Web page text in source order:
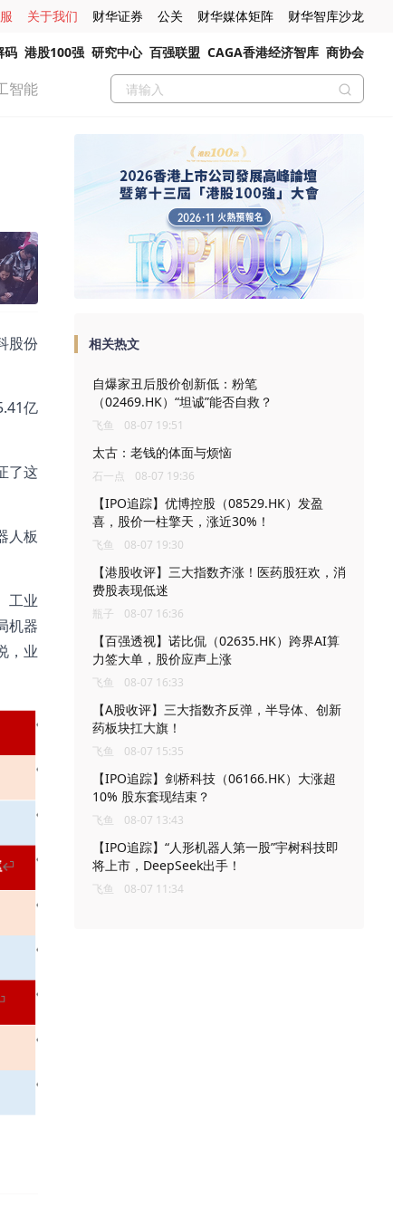
关于我们 财华证券 公关 财华媒体矩阵 财华智库沙龙
码 港股100强 研究中心 百强联盟 CAGA香港经济智库 商协会
智能
股份
亿
了这
人板
工业
机器
，业
相关热文
自爆家丑后股价创新低：粉笔
（02469.HK）“坦诚”能否自救？
飞鱼 08-07 19:51
太古：老钱的体面与烦恼
石一点 08-07 19:36
【IPO追踪】优博控股（08529.HK）发盈
喜，股价一柱擎天，涨近30%！
飞鱼 08-07 19:30
【港股收评】三大指数齐涨！医药股狂欢，消
费股表现低迷
瓶子 08-07 16:36
【百强透视】诺比侃（02635.HK）跨界AI算
力签大单，股价应声上涨
飞鱼 08-07 16:33
【A股收评】三大指数齐反弹，半导体、创新
药板块扛大旗！
飞鱼 08-07 15:35
【IPO追踪】剑桥科技（06166.HK）大涨超
10% 股东套现结束？
飞鱼 08-07 13:43
【IPO追踪】“人形机器人第一股”宇树科技即
将上市，DeepSeek出手！
飞鱼 08-07 11:34